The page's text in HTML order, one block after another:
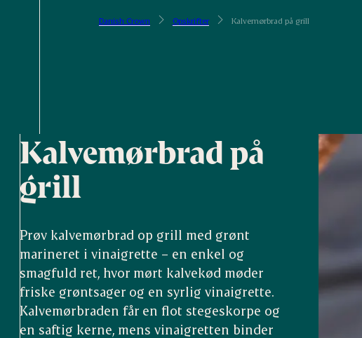
Danish Crown Opskrifter Kalvemørbrad på grill
Kalvemørbrad på
grill
Prøv kalvemørbrad op grill med grønt
marineret i vinaigrette – en enkel og
smagfuld ret, hvor mørt kalvekød møder
friske grøntsager og en syrlig vinaigrette.
Kalvemørbraden får en flot stegeskorpe og
en saftig kerne, mens vinaigretten binder